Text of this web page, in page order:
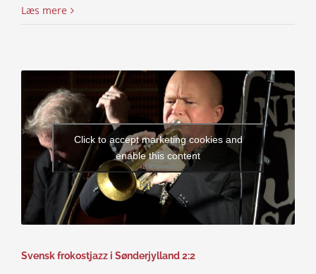
Læs mere
Click to accept marketing cookies and
enable this content
Svensk frokostjazz i Sønderjylland 2:2